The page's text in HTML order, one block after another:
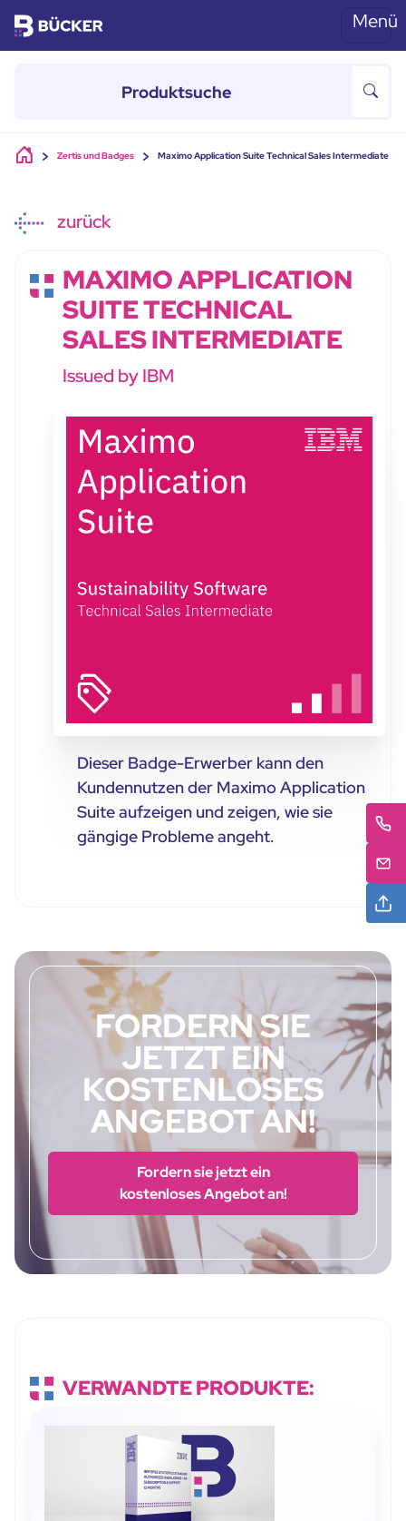
Skip to main content Menü
Zertis und Badges Maximo Application Suite Technical Sales Intermediate
zurück
MAXIMO APPLICATION
SUITE TECHNICAL
SALES INTERMEDIATE
Issued by IBM
Dieser Badge-Erwerber kann den
Kundennutzen der Maximo Application
Suite aufzeigen und zeigen, wie sie
gängige Probleme angeht.
FORDERN SIE
JETZT EIN
KOSTENLOSES
ANGEBOT AN!
Fordern sie jetzt ein
kostenloses Angebot an!
VERWANDTE PRODUKTE: